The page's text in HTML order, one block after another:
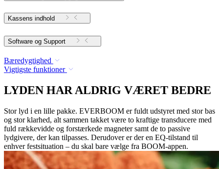
Kassens indhold
Software og Support
Bæredygtighed
Vigtigste funktioner
LYDEN HAR ALDRIG VÆRET BEDRE
Stor lyd i en lille pakke. EVERBOOM er fuldt udstyret med stor bas
og stor klarhed, alt sammen takket være to kraftige transducere med
fuld rækkevidde og forstærkede magneter samt de to passive
lydgivere, der kan tilpasses. Derudover er der en EQ-tilstand til
enhver festsituation – du skal bare vælge fra BOOM-appen.